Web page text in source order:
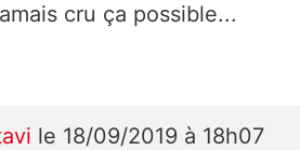
cru ça possible...
le 18/09/2019 à 18h07